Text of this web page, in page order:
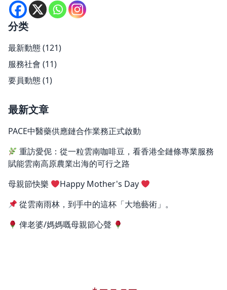
分类
最新動態(121)
服務社會 (11)
要員動態(1)
最新文章
PACE中醫藥供應鏈合作業務正式啟動
重訪愛伲：從一粒雲南咖啡豆，看香港全鏈條專業服務
賦能雲南高原農業出海的可行之路
母親節快樂
Happy Mother's Day
從雲南雨林，到手中的這杯「大地藝術」。
俾老婆/媽媽嘅母親節心聲